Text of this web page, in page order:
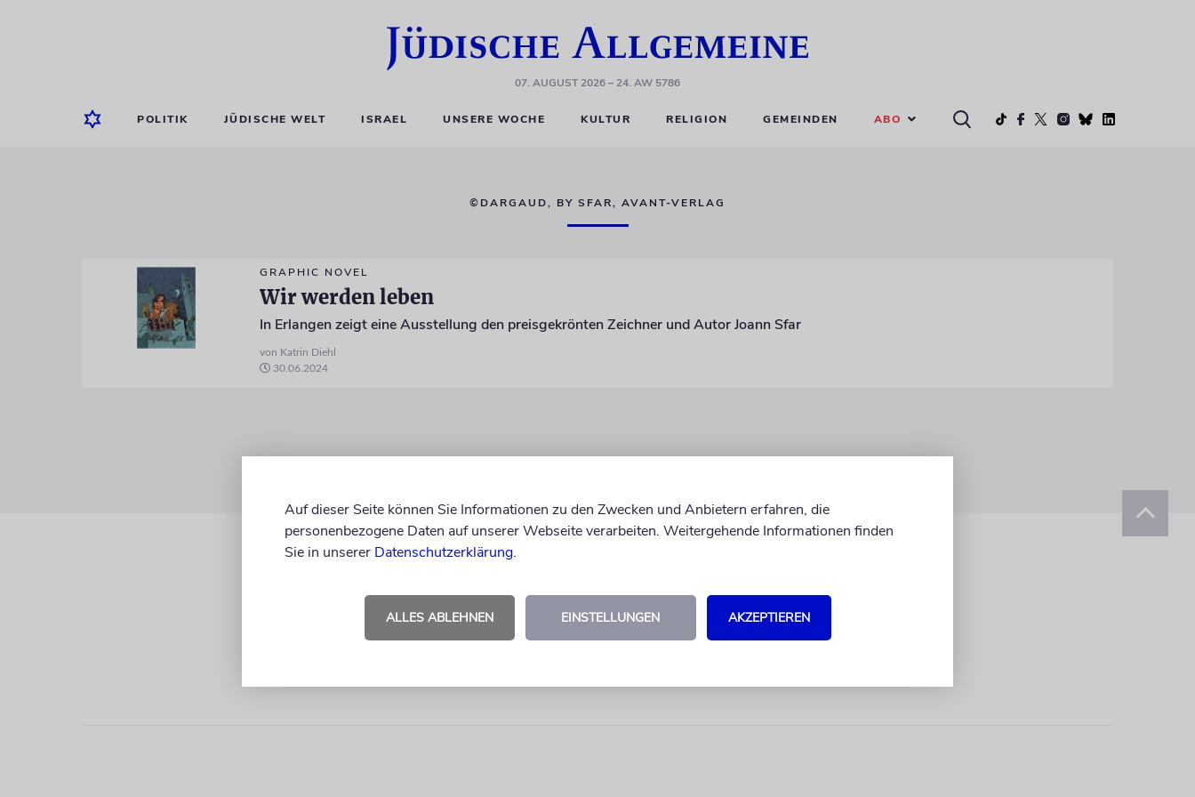
07. AUGUST 2026– 24. AW 5786
POLITIK JÜDISCHE WELT ISRAEL UNSERE WOCHE KULTUR RELIGION GEMEINDEN ABO
©DARGAUD, BY SFAR, AVANT-VERLAG
GRAPHIC NOVEL
Wir werden leben
In Erlangen zeigt eine Ausstellung den preisgekrönten Zeichner und Autor Joann Sfar
von Katrin Diehl
30.06.2024
Auf dieser Seite können Sie Informationen zu den Zwecken und Anbietern erfahren, die
personenbezogene Daten auf unserer Webseite verarbeiten. Weitergehende Informationen finden
Sie in unserer Datenschutzerklärung.
ALLES ABLEHNEN EINSTELLUNGEN AKZEPTIEREN